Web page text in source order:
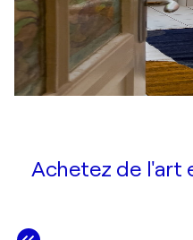
Achetez de l'art